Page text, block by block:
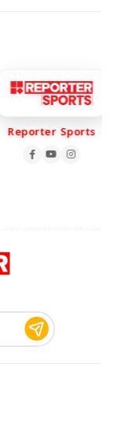
Reporter Sports